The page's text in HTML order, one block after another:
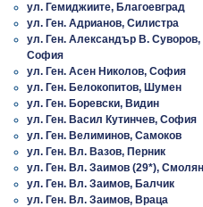
ул. Гемиджиите, Благоевград
ул. Ген. Адрианов, Силистра
ул. Ген. Александър В. Суворов,
София
ул. Ген. Асен Николов, София
ул. Ген. Белокопитов, Шумен
ул. Ген. Боревски, Видин
ул. Ген. Васил Кутинчев, София
ул. Ген. Велиминов, Самоков
ул. Ген. Вл. Вазов, Перник
ул. Ген. Вл. Заимов (29*), Смолян
ул. Ген. Вл. Заимов, Балчик
ул. Ген. Вл. Заимов, Враца